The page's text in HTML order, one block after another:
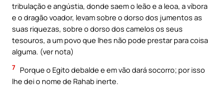
tribulação e angústia, donde saem o leão e a leoa, a víbora
e o dragão voador, levam sobre o dorso dos jumentos as
suas riquezas, sobre o dorso dos camelos os seus
tesouros, a um povo que lhes não pode prestar para coisa
alguma. (ver nota)
7 Porque o Egito debalde e em vão dará socorro; por isso
lhe dei o nome de Rahab inerte.